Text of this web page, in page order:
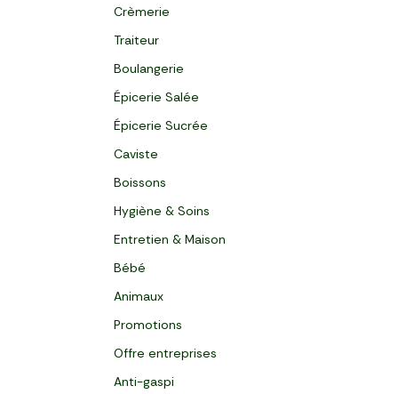
Crèmerie
Traiteur
Boulangerie
Épicerie Salée
Épicerie Sucrée
Caviste
Boissons
Hygiène & Soins
Entretien & Maison
Bébé
Animaux
Promotions
Offre entreprises
Anti-gaspi